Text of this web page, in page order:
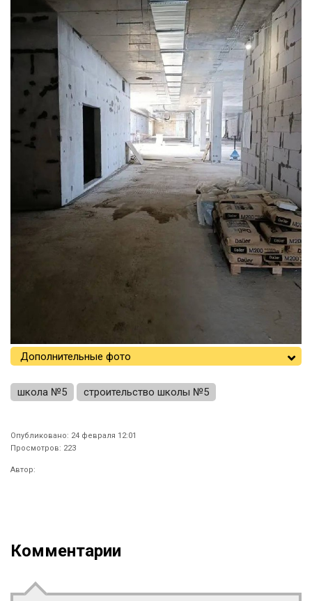
Дополнительные фото
школа №5 строительство школы №5
Опубликовано: 24 февраля 12:01
Просмотров: 223
Автор:
Комментарии